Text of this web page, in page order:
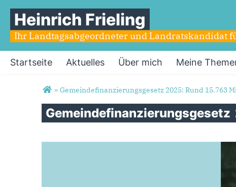
Heinrich Frieling
Ihr Landtagsabgeordneter und Landratskandidat
Startseite Aktuelles Über mich Meine
Sie sind hier
» Gemeindefinanzierungsgesetz 2025: Rund 15.763
Gemeindefinanzierungsgesetz